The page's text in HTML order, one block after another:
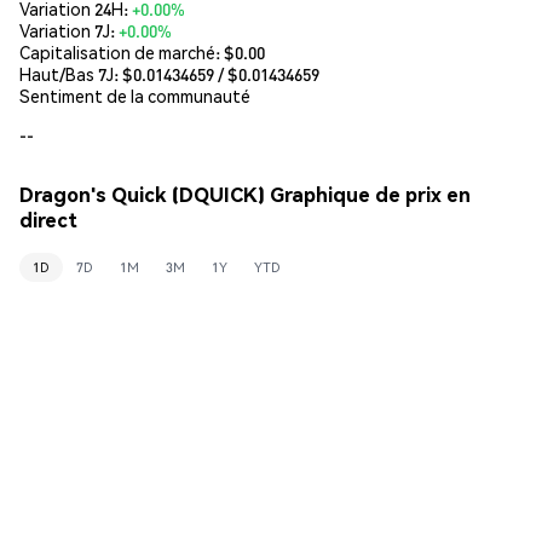
Variation 24H:+0.00%
Variation 7J:+0.00%
Capitalisation de marché:$0.00
Haut/Bas 7J: $0.01434659/ $0.01434659
Sentiment de la communauté
--
Dragon's Quick (DQUICK) Graphique de prix en
direct
1D 7D 1M 3M 1Y YTD